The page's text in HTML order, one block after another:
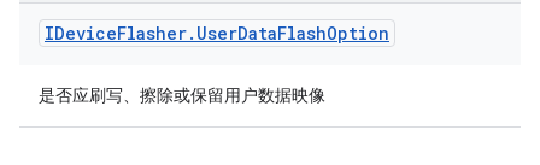
IDeviceFlasher. UserDataFlashOption
是否应刷写、擦除或保留用户数据映像